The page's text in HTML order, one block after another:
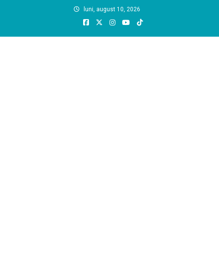
luni, august 10, 2026